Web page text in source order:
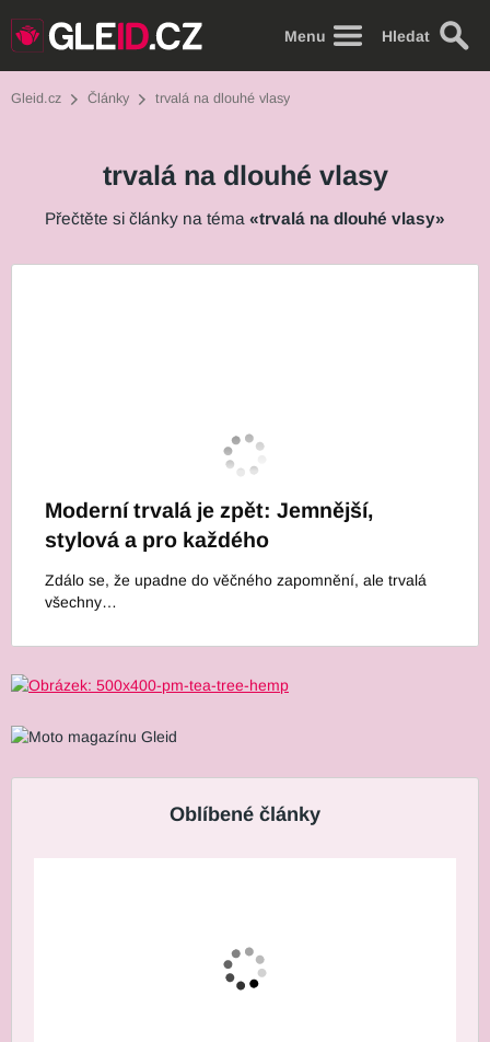
Menu Hledat
Gleid.cz Články trvalá na dlouhé vlasy
trvalá na dlouhé vlasy
Přečtěte si články na téma «trvalá na dlouhé vlasy»
Moderní trvalá je zpět: Jemnější,
stylová a pro každého
Zdálo se, že upadne do věčného zapomnění, ale trvalá
všechny…
Oblíbené články